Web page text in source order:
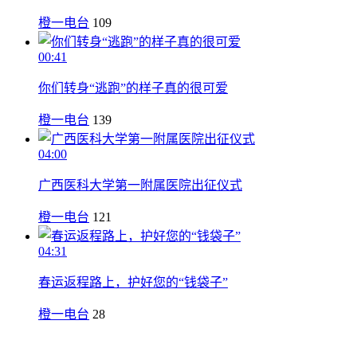
橙一电台 109
00:41
你们转身“逃跑”的样子真的很可爱
橙一电台 139
04:00
广西医科大学第一附属医院出征仪式
橙一电台 121
04:31
春运返程路上，护好您的“钱袋子”
橙一电台 28